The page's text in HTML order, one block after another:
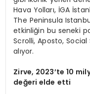
Hava Yolları, İGA
The Peninsula
etkinliğin bu seneki
Scrolli, Aposto,
alıyor.
Zirve, 2023’te 10
değeri elde etti